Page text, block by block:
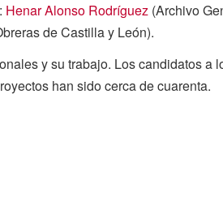
Henar Alonso Rodríguez (Archivo
de Castilla y León).
y su trabajo. Los candidatos a
han sido cerca de cuarenta.